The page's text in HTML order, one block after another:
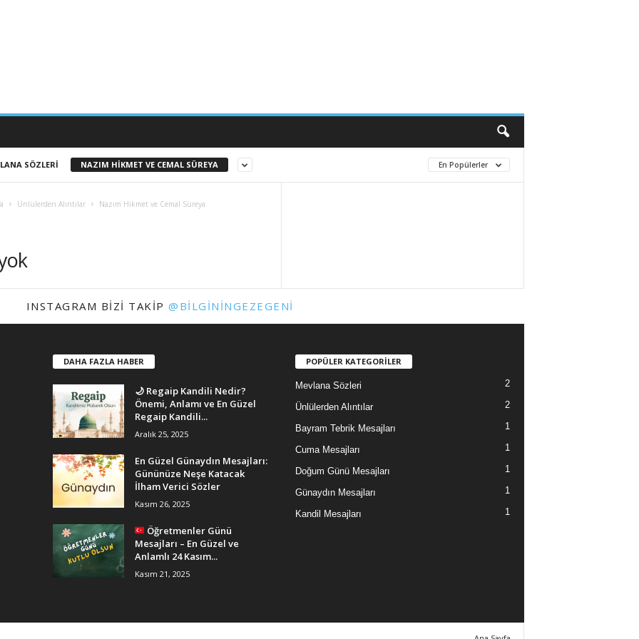
SÖZLERI NAZIM HIKMET VE CEMAL SÜREYA En Popülerler
Ünlülerden Alıntılar Nazım Hikmet ve Cemal Süreya
INSTAGRAM BIZI TAKIP @BILGININGEZEGENI
DAHA FAZLA HABER
🌙 Regaip Kandili Nedir?
Önemi, Anlamı ve En Güzel
Regaip Kandili...
Aralık 25, 2025
En Güzel Günaydın Mesajları:
Gününüze Neşe Katacak
İlham Verici Sözler
Kasım 26, 2025
Öğretmenler Günü
Mesajları – En Güzel ve
Anlamlı 24 Kasım...
Kasım 21, 2025
POPÜLER KATEGORİLER
Mevlana Sözleri 2
Ünlülerden Alıntılar 2
Bayram Tebrik Mesajları 1
Cuma Mesajları 1
Doğum Günü Mesajları 1
Günaydın Mesajları 1
Kandil Mesajları 1